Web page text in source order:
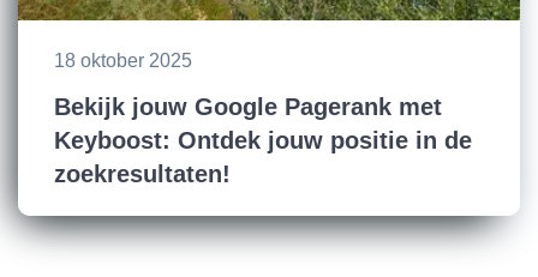
18 oktober 2025
Bekijk jouw Google Pagerank met
Keyboost: Ontdek jouw positie in de
zoekresultaten!